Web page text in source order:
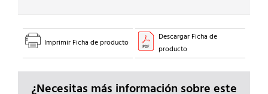
Imprimir Ficha de producto
Descargar Ficha de
producto
¿Necesitas más información sobre este